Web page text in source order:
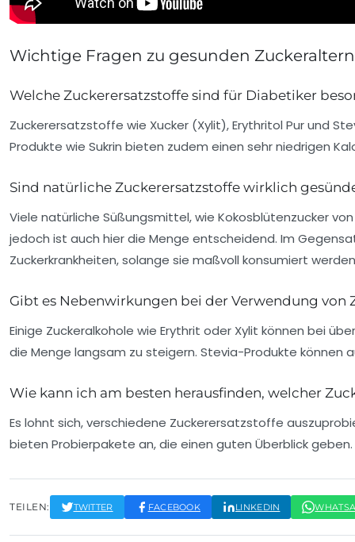
Wichtige Fragen zu gesunden
Welche Zuckerersatzstoffe sind für Diabetiker
Zuckerersatzstoffe wie Xucker (Xylit),Erythritol Purund
Produkte wie Sukrin bieten zudem einen sehr niedrigen
Sind natürliche Zuckerersatzstoffe wirklich
Viele natürliche Süßungsmittel, wie Kokosblütenzucker
jedoch ist auch hier die Menge entscheidend. Im
Zuckerkrankheiten, solange sie maßvoll konsumiert
Gibt es Nebenwirkungen bei der Verwendung von
Einige Zuckeralkohole wie Erythrit oder Xylit können bei
die Menge langsam zu steigern. Stevia-Produkte können
Wie kann ich am besten herausfinden, welcher
Es lohnt sich, verschiedene Zuckerersatzstoffe
bieten Probierpakete an, die einen guten Überblick
TEILEN: TWITTER FACEBOOK LINKEDIN